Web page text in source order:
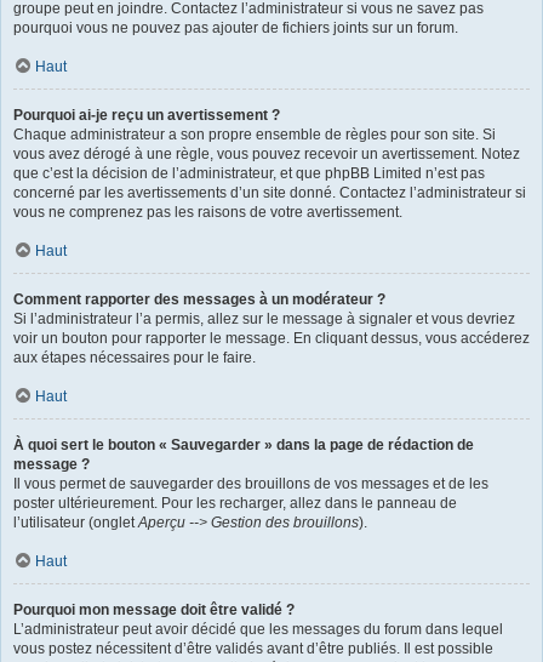
groupe peut en joindre. Contactez l’administrateur si vous ne savez pas
pourquoi vous ne pouvez pas ajouter de fichiers joints sur un forum.
Haut
Pourquoi ai-je reçu un avertissement ?
Chaque administrateur a son propre ensemble de règles pour son site. Si
vous avez dérogé à une règle, vous pouvez recevoir un avertissement. Notez
que c’est la décision de l’administrateur, et que phpBB Limited n’est pas
concerné par les avertissements d’un site donné. Contactez l’administrateur si
vous ne comprenez pas les raisons de votre avertissement.
Haut
Comment rapporter des messages à un modérateur ?
Si l’administrateur l’a permis, allez sur le message à signaler et vous devriez
voir un bouton pour rapporter le message. En cliquant dessus, vous accéderez
aux étapes nécessaires pour le faire.
Haut
À quoi sert le bouton « Sauvegarder » dans la page de rédaction de
message ?
Il vous permet de sauvegarder des brouillons de vos messages et de les
poster ultérieurement. Pour les recharger, allez dans le panneau de
l’utilisateur (ongletAperçu --> Gestion des brouillons).
Haut
Pourquoi mon message doit être validé ?
L’administrateur peut avoir décidé que les messages du forum dans lequel
vous postez nécessitent d’être validés avant d’être publiés. Il est possible